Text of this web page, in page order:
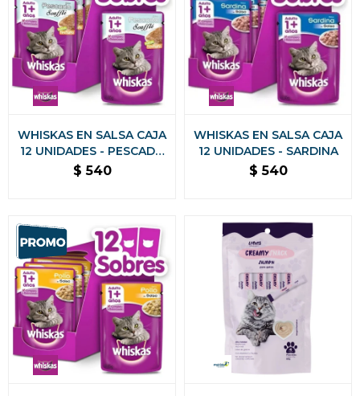
WHISKAS EN SALSA CAJA
12 UNIDADES - PESCADO
SOUFFLE
$ 540
WHISKAS EN SALSA CAJA
12 UNIDADES - SARDINA
$ 540